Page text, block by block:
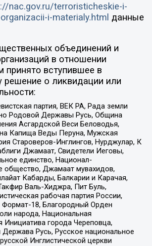
nac.gov.ru/terroristicheskie-i-
i-materialy.html данные
объединений и
в отношении
принято вступившее в
решение о ликвидации или
партия, ВЕК РА, Рада земли
Родовой Державы Русь, Община
Асгардской Веси Беловодья,
Капища Веды Перуна, Мужская
Староверов-Инглингов, Нурджулар, К
Джамаат, Свидетели Иеговы,
единство, Национал-
общество, Джамаат мувахидов,
Кабарды, Балкарии и Карачая,
Валь-Хиджра, Пит Буль,
рабочая партия России,
18, Благородный Орден
народа, Национальная
Инициатива города Череповца,
Русь, Русское национальное
Инглистической церкви